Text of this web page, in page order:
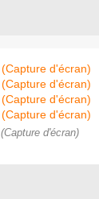
(Capture d'écran)